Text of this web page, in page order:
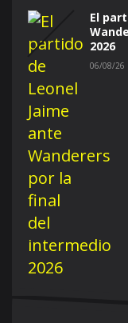
El
2026
06/08/26